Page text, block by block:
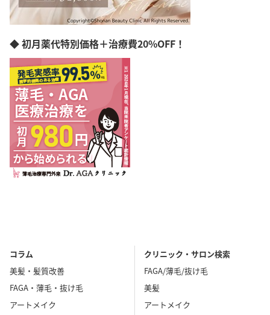
◆ 初月薬代特別価格＋治療費20%OFF！
コラム
美髪・髪質改善
FAGA・薄毛・抜け毛
アートメイク
クリニック・サロン検索
FAGA/薄毛/抜け毛
美髪
アートメイク